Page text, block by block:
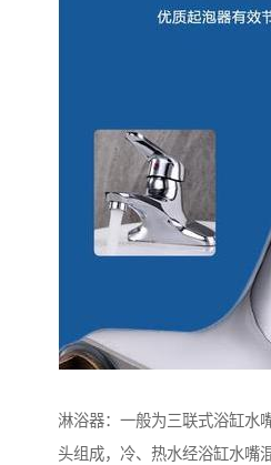
淋浴器：一般为三联式浴缸水
头组成，冷、热水经浴缸水嘴